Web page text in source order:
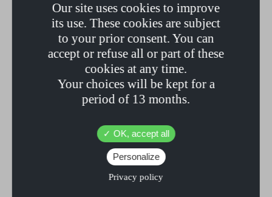
Sodium Palmate*, Sodium Cocoate*, Aqua, Glycerin, Sodium
Chloride, Butyrospermum, Parkii Butter,* Simmondsia, Chinensis
Seed Oil*, Parfum Tïare et Monoï, CI 11680 tetrasodium
glutamate diacetate
*Issu de l’agriculture Biologique
LIVRAISON
Fabriqués en France de manière artisanale
Our site uses cookies to improve
its use. These cookies are subject
to your prior consent. You can
accept or refuse all or part of these
cookies at any time.
Your choices will be kept for a
period of 13 months.
OK, accept all
Personalize
Privacy policy